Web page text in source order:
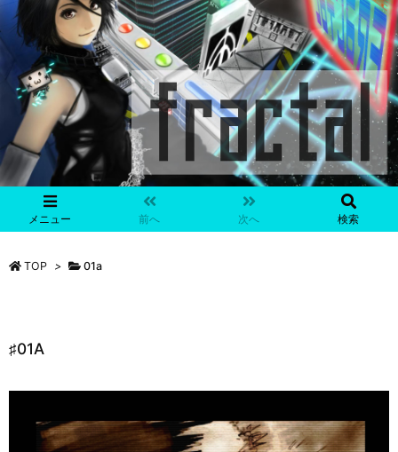
メニュー 前へ 次へ 検索
TOP > 01a
♯01A